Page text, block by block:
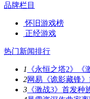
品牌栏目
怀旧游戏榜
正经游戏
热门新闻排行
1
《永恒之塔2》
2网易《诡影藏锋
3 《激战3》首发